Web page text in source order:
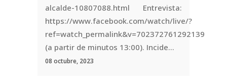
alcalde-10807088.html Entrevista:
https://www.facebook.com/watch/live/?
ref=watch_permalink&v=702372761292139
(a partir de minutos 13:00). Incide...
08 octubre, 2023